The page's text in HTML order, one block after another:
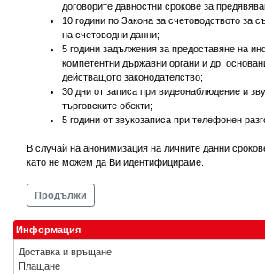
договорите давностни срокове за
10 години по Закона за счетоводството за
на счетоводни данни;
5 години задължения за предоставяне на
компетентни държавни органи и др.
действащото законодателство;
30 дни от записа при видеонаблюдение и
търговските обекти;
5 години от звукозаписа при телефонен
В случай на анонимизация на личните данни
като не можем да Ви идентифицираме.
Продължи
Информация
Доставка и връщане
Плащане